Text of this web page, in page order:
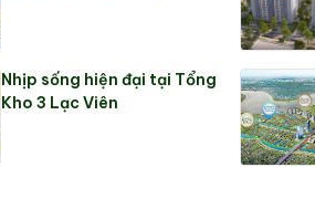
Nhịp sống hiện đại tại Tổng
Kho 3 Lạc Viên